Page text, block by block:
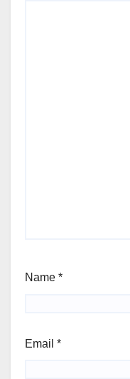
Name *
Email *